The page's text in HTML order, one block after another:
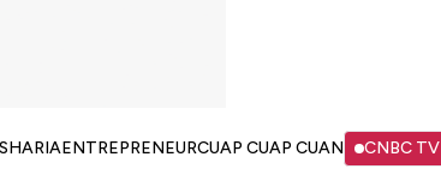
SHARIAENTREPRENEURCUAP CUAP CUAN CNBC TV